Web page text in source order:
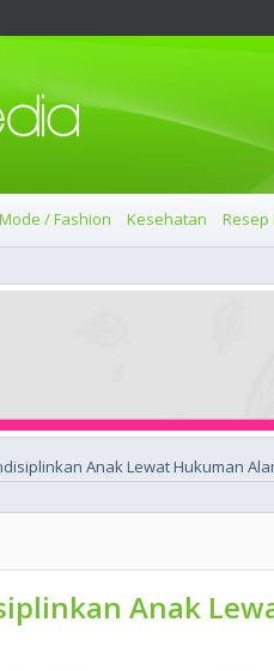
Mode / Fashion Kesehatan Resep
Anak Lewat Hukuman
Anak